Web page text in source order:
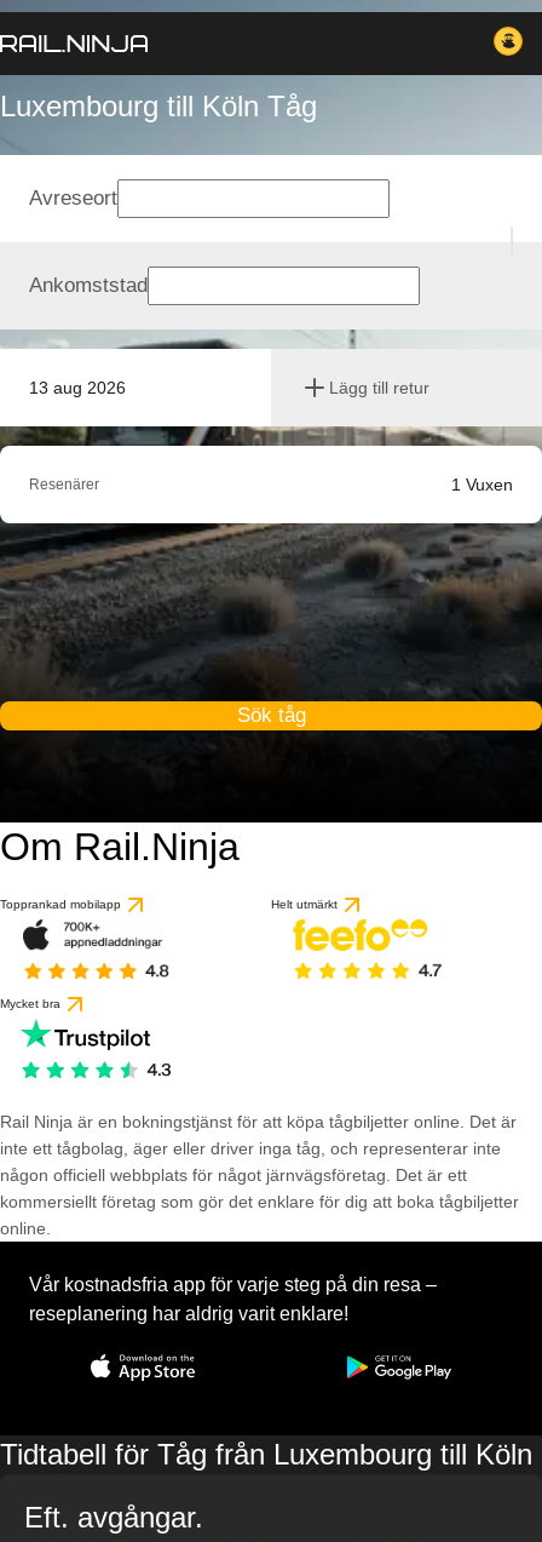
Luxembourg till Köln Tåg
13 aug 2026 Lägg till retur
Avreseort
Ankomststad
Resenärer 1 Vuxen
Sök tåg
Om Rail.Ninja
Topprankad mobilapp Helt utmärkt
Mycket bra
Rail Ninja är en bokningstjänst för att köpa tågbiljetter online. Det är
inte ett tågbolag, äger eller driver inga tåg, och representerar inte
någon officiell webbplats för något järnvägsföretag. Det är ett
kommersiellt företag som gör det enklare för dig att boka tågbiljetter
online.
Vår kostnadsfria app för varje steg på din resa –
reseplanering har aldrig varit enklare!
Tidtabell för Tåg från Luxembourg till Köln
Eft. avgångar.